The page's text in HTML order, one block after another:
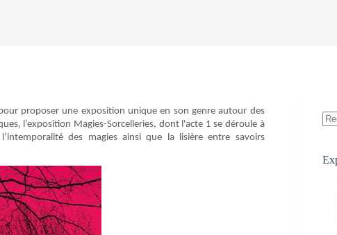
proposer une exposition unique en son genre autour des
l’exposition Magies-Sorcelleries, dont l'acte 1 se déroule à
des magies ainsi que la lisière entre savoirs